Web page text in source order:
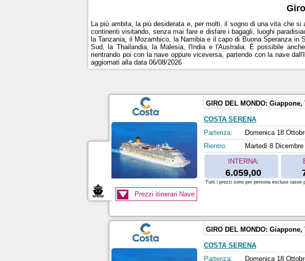
La più ambita, la più desiderata e, per molti, il sogno di una vita che
continenti visitando, senza mai fare e disfare i bagagli, luoghi
la Tanzania, il Mozambico, la Namibia e il capo di Buona Speranza
Sud, la Thailandia, la Malesia, l'India e l'Australia. È possibile
rientrando poi con la nave oppure viceversa, partendo con la nave
aggiornati alla data 06/08/2026
GIRO DEL MONDO: Giappone,
COSTA SERENA
Partenza:
Domenica 18
Rientro:
Martedì 8 Dicembre
INTERNA:
6.059,00
Prezzi itinerari Nave
Tutti i prezzi sono per persona escluse tasse
GIRO DEL MONDO: Giappone,
COSTA SERENA
Partenza:
Domenica 18